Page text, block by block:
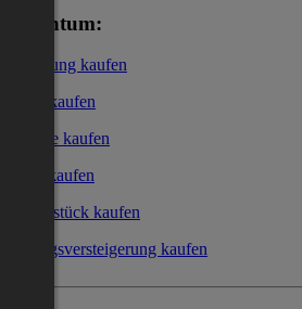
Eigentum:
Wohnung kaufen
Haus kaufen
Garage kaufen
Büro kaufen
Grundstück kaufen
Zwangsversteigerung kaufen